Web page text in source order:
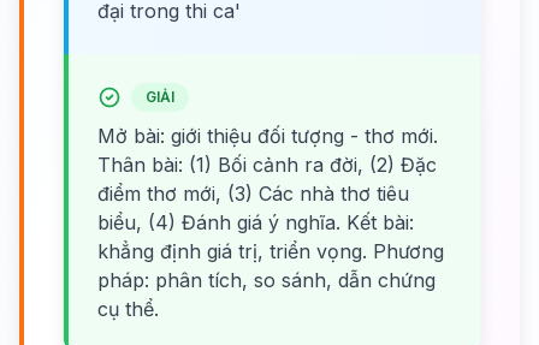
đại trong thi ca'
GIẢI
Mở bài: giới thiệu đối tượng - thơ mới.
Thân bài: (1) Bối cảnh ra đời, (2) Đặc
điểm thơ mới, (3) Các nhà thơ tiêu
biểu, (4) Đánh giá ý nghĩa. Kết bài:
khẳng định giá trị, triển vọng. Phương
pháp: phân tích, so sánh, dẫn chứng
cụ thể.